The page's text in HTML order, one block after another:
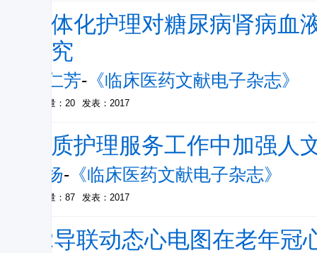
个体化护理对糖尿病肾病
研究
宋仁芳- 《临床医药文献电子杂志》
被引量：20 发表：2017
优质护理服务工作中加强人
刘扬- 《临床医药文献电子杂志》
被引量：87 发表：2017
12导联动态心电图在老年